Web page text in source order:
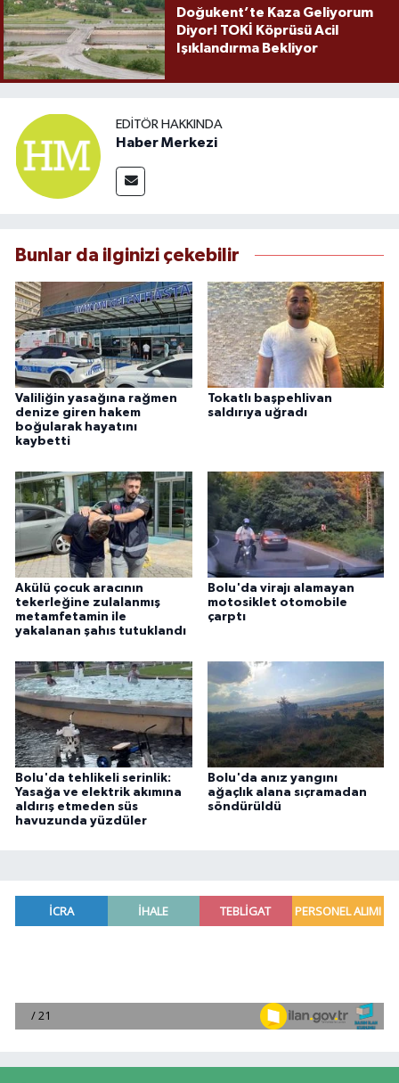
Doğukent’te Kaza Geliyorum
Diyor! TOKİ Köprüsü Acil
Işıklandırma Bekliyor
EDITÖR HAKKINDA
Haber Merkezi
Bunlar da ilginizi çekebilir
Valiliğin yasağına rağmen
denize giren hakem
boğularak hayatını
kaybetti
Tokatlı başpehlivan
saldırıya uğradı
Akülü çocuk aracının
tekerleğine zulalanmış
metamfetamin ile
yakalanan şahıs tutuklandı
Bolu'da virajı alamayan
motosiklet otomobile
çarptı
Bolu'da tehlikeli serinlik:
Yasağa ve elektrik akımına
aldırış etmeden süs
havuzunda yüzdüler
Bolu'da anız yangını
ağaçlık alana sıçramadan
söndürüldü